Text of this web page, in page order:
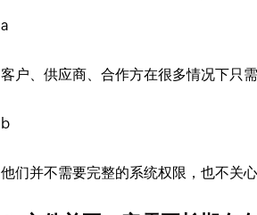
a
客户、供应商、合作方在很多情况下只
b
他们并不需要完整的系统权限，也不关